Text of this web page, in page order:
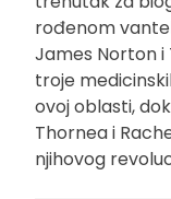
rođenom
James Norton i
troje
ovoj oblasti,
Thornea i
njihovog